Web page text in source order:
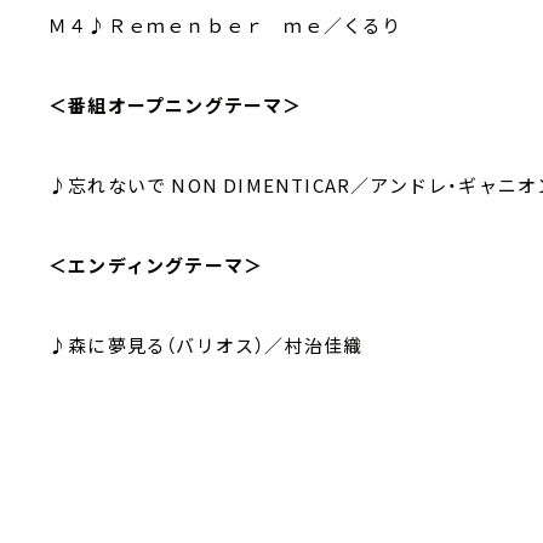
Ｍ４♪Ｒｅｍｅｎｂｅｒ ｍｅ／くるり
＜番組オープニングテーマ＞
♪忘れないで NON DIMENTICAR／アンドレ・ギャニオ
＜エンディングテーマ＞
♪森に夢見る（バリオス）／村治佳織